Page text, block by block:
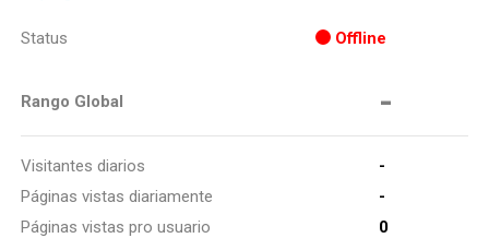
Status Offline
Rango Global -
Visitantes diarios
-
Páginas vistas diariamente
-
Páginas vistas pro usuario
0